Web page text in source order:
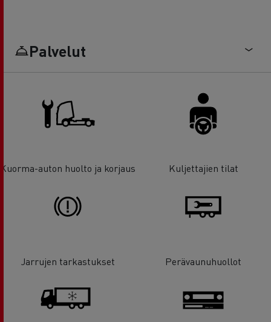
Palvelut
Kuorma-auton huolto ja korjaus Kuljettajien tilat
Jarrujen tarkastukset Perävaunuhuollot